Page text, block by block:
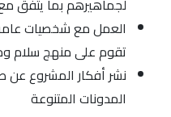
لجماهيرهم بما يتفق
العمل مع شخصيات
تقوم على منهج سلام
نشر أفكار المشروع عن
المدونات المتنوعة